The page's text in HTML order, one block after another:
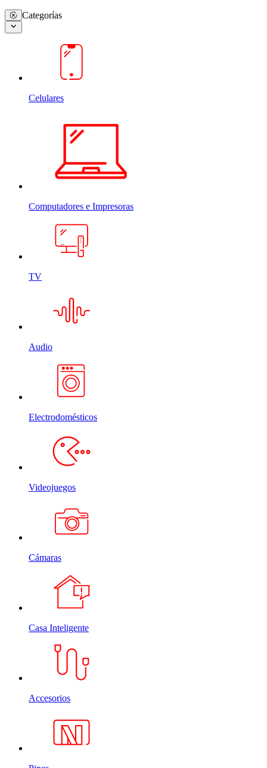
Categorías
Celulares
Computadores e Impresoras
TV
Audio
Electrodomésticos
Videojuegos
Cámaras
Casa Inteligente
Accesorios